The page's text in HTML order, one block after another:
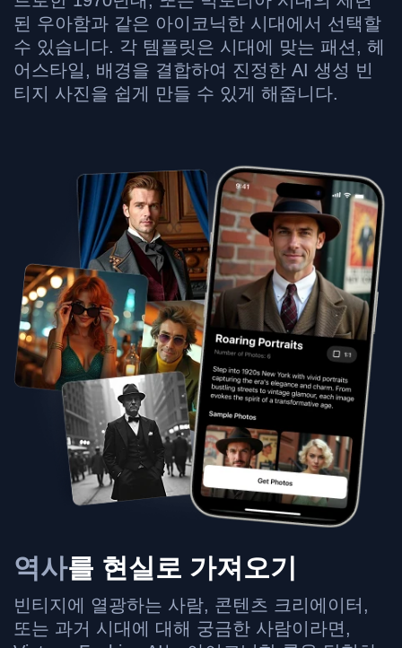
된 우아함과 같은 아이코닉한 시대에서 선택할
수 있습니다. 각 템플릿은 시대에 맞는 패션, 헤
어스타일, 배경을 결합하여 진정한 AI 생성 빈
티지 사진을 쉽게 만들 수 있게 해줍니다.
역사를 현실로 가져오기
빈티지에 열광하는 사람, 콘텐츠 크리에이터,
또는 과거 시대에 대해 궁금한 사람이라면,